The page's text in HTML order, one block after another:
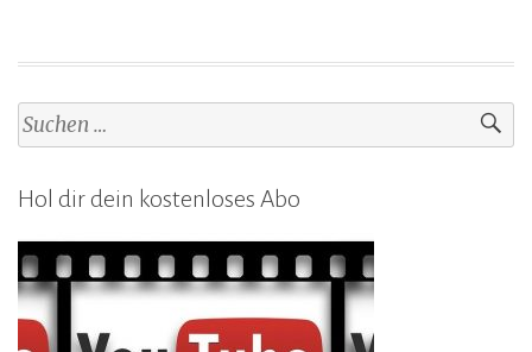
Suchen
nach:
Hol dir dein kostenloses Abo